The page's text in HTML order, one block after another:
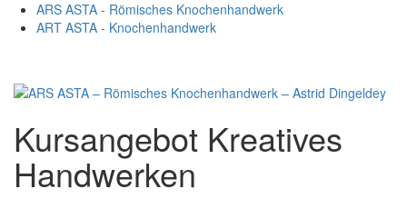
ARS ASTA - Römisches Knochenhandwerk
ART ASTA - Knochenhandwerk
to
content
Kursangebot Kreatives
Handwerken